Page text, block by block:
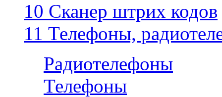
10 Сканер штрих кодов
11 Телефоны,
Радиотелефоны
Телефоны